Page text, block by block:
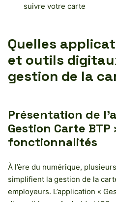
suivre votre carte
Quelles
et outils
gestion de la
Présentation de
Gestion Carte BTP
fonctionnalités
À l’ère du numérique,
simplifient la gestion de la
employeurs. L’application «